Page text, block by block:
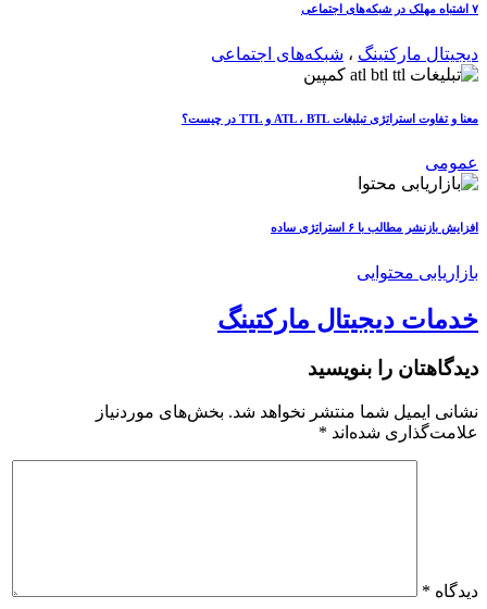
۷ اشتباه مهلک در شبکه‌های اجتماعی
دیجیتال مارکتینگ ، شبکه‌های اجتماعی
معنا و تفاوت استراتژی تبلیغات ATL ، BTL و TTL در چیست؟
عمومی
افزایش بازنشر مطالب با ۶ استراتژی ساده
بازاریابی محتوایی
خدمات دیجیتال مارکتینگ
دیدگاهتان را بنویسید
نشانی ایمیل شما منتشر نخواهد شد. بخش‌های موردنیاز
علامت‌گذاری شده‌اند *
دیدگاه *